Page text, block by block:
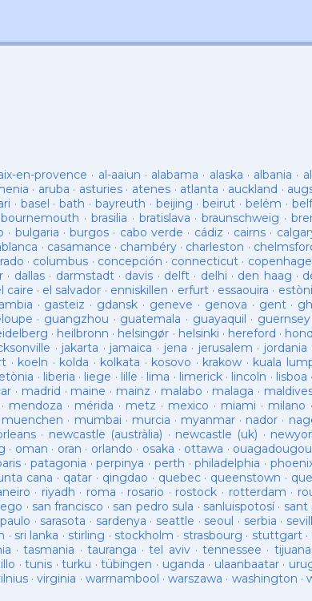
en-provence · al-aaiun · alabama · alaska · albania ·
· aruba · asturies· atenes · atlanta · auckland ·
· basel ·bath · bayreuth · beijing ·beirut · belém ·
bournemouth · brasilia · bratislava ·braunschweig ·
· bulgaria ·burgos · cabo verde · cádiz · cairns ·
· casamance · chambéry · charleston ·
· columbus · concepción · connecticut ·
· dallas· darmstadt· davis · delft· delhi · den haag ·
caire · el salvador · enniskillen · erfurt· essaouira ·
· gasteiz · gdansk · geneve · genova · gent·
· guangzhou · guatemala · guayaquil · guernsey
· heilbronn · helsingør · helsinki · hereford ·
· jakarta · jamaica · jena · jerusalem · jordania
· koeln · kolda · kolkata · kosovo · krakow · kuala
· liberia · liege · lille · lima · limerick· lincoln · lisboa ·
· madrid · maine · mainz · malabo · malaga ·
· mendoza · mérida · metz · mexico · miami · milano ·
muenchen · mumbai · murcia · myanmar · nador ·
· newcastle (austràlia) · newcastle (uk) ·
· oman · oran · orlando · osaka · ottawa · ouagadougou
· patagonia ·perpinya · perth ·philadelphia ·
cana · qatar · qingdao · quebec· queenstown ·
· riyadh · roma · rosario · rostock · rotterdam ·
· san francisco · san pedro sula · sanluispotosí· sant
· sarasota · sardenya · seattle · seoul · serbia ·
· sri lanka · stirling · stockholm · strasbourg · stuttgart·
·tasmania · tauranga ·tel aviv·tennessee · tijuana
·tunis ·turku ·tübingen · uganda · ulaanbaatar·
·virginia · warrnambool ·warszawa · washington ·